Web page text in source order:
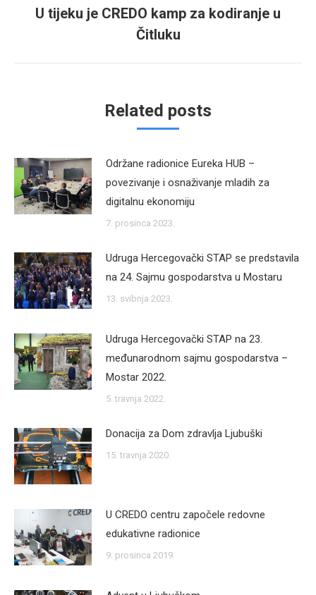
Next
post:
U tijeku je CREDO kamp za kodiranje u
Čitluku
Related posts
Održane radionice Eureka HUB –
povezivanje i osnaživanje mladih za
digitalnu ekonomiju
7. prosinca 2023.
Udruga Hercegovački STAP se predstavila
na 24. Sajmu gospodarstva u Mostaru
13. svibnja 2023.
Udruga Hercegovački STAP na 23.
međunarodnom sajmu gospodarstva –
Mostar 2022.
5. travnja 2022.
Donacija za Dom zdravlja Ljubuški
15. travnja 2020.
U CREDO centru započele redovne
edukativne radionice
9. prosinca 2019.